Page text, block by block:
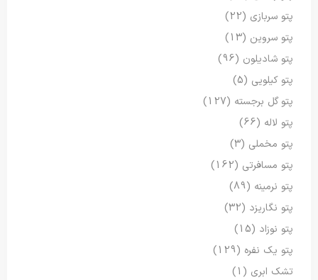
پتو سربازی (22)
پتو سروین (13)
پتو شادیلون (96)
پتو کیلویی (5)
پتو گل برجسته (127)
پتو لاله (66)
پتو مخملی (3)
پتو مسافرتی (162)
پتو نرمینه (89)
پتو نگاریزد (32)
پتو نوزاد (15)
پتو یک نفره (129)
تشک ابری (1)